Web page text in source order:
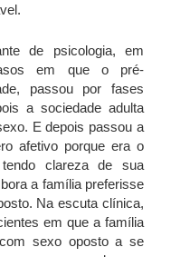
de psicologia, em
em que o pré-
passou por fases
a sociedade adulta
E depois passou a
afetivo porque era o
clareza de sua
a família preferisse
Na escuta clínica,
em que a família
sexo oposto a se